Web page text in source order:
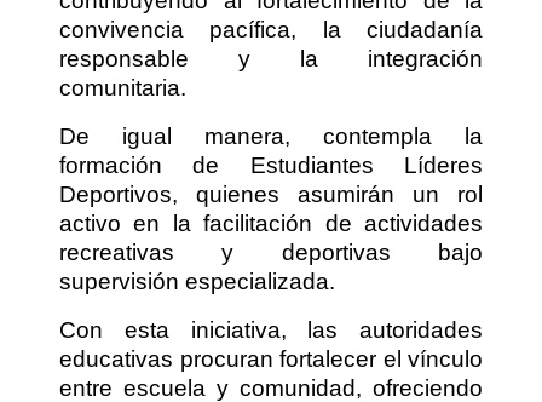
convivencia pacífica, la ciudadanía
responsable y la integración
comunitaria.
De igual manera, contempla la
formación de Estudiantes Líderes
Deportivos, quienes asumirán un rol
activo en la facilitación de actividades
recreativas y deportivas bajo
supervisión especializada.
Con esta iniciativa, las autoridades
educativas procuran fortalecer el vínculo
entre escuela y comunidad, ofreciendo